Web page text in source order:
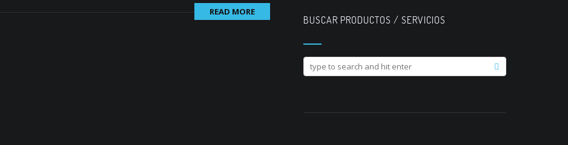
READ MORE
BUSCAR PRODUCTOS / SERVICIOS